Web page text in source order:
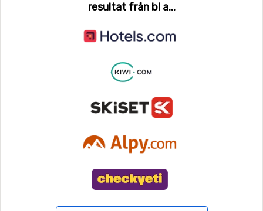
resultat från bl a...